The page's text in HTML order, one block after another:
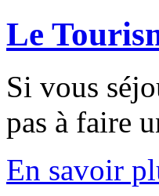
Le
Si vous
pas à faire
En savoir